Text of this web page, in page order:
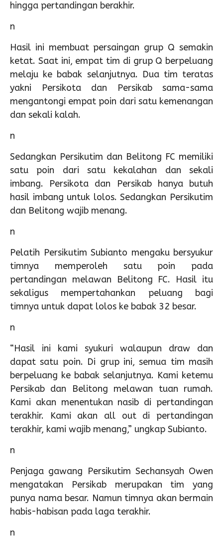
hingga pertandingan berakhir.
n
Hasil ini membuat persaingan grup Q semakin
ketat. Saat ini, empat tim di grup Q berpeluang
melaju ke babak selanjutnya. Dua tim teratas
yakni Persikota dan Persikab sama-sama
mengantongi empat poin dari satu kemenangan
dan sekali kalah.
n
Sedangkan Persikutim dan Belitong FC memiliki
satu poin dari satu kekalahan dan sekali
imbang. Persikota dan Persikab hanya butuh
hasil imbang untuk lolos. Sedangkan Persikutim
dan Belitong wajib menang.
n
Pelatih Persikutim Subianto mengaku bersyukur
timnya memperoleh satu poin pada
pertandingan melawan Belitong FC. Hasil itu
sekaligus mempertahankan peluang bagi
timnya untuk dapat lolos ke babak 32 besar.
n
“Hasil ini kami syukuri walaupun draw dan
dapat satu poin. Di grup ini, semua tim masih
berpeluang ke babak selanjutnya. Kami ketemu
Persikab dan Belitong melawan tuan rumah.
Kami akan menentukan nasib di pertandingan
terakhir. Kami akan all out di pertandingan
terakhir, kami wajib menang,” ungkap Subianto.
n
Penjaga gawang Persikutim Sechansyah Owen
mengatakan Persikab merupakan tim yang
punya nama besar. Namun timnya akan bermain
habis-habisan pada laga terakhir.
n